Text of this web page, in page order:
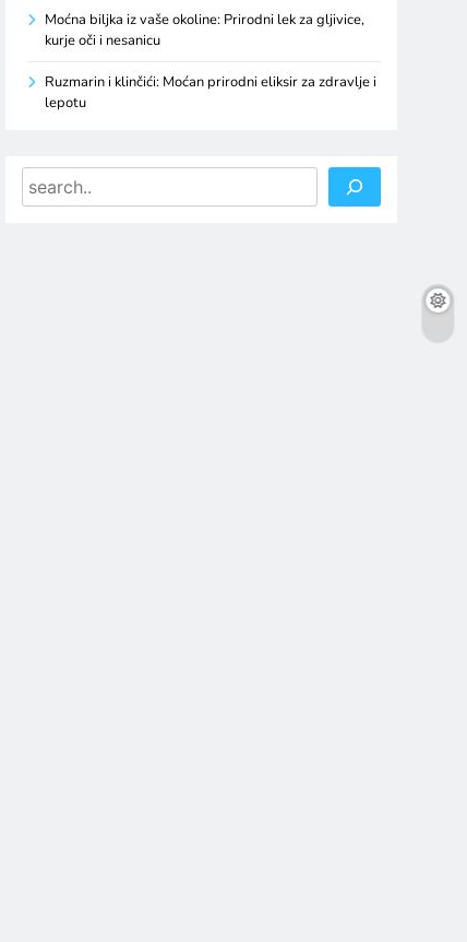
Moćna biljka iz vaše okoline: Prirodni lek za gljivice,
kurje oči i nesanicu
Ruzmarin i klinčići: Moćan prirodni eliksir za zdravlje i
lepotu
Search